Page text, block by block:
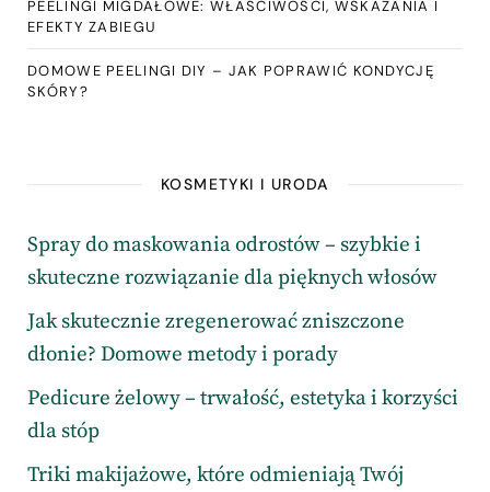
PEELINGI MIGDAŁOWE: WŁAŚCIWOŚCI, WSKAZANIA I
EFEKTY ZABIEGU
DOMOWE PEELINGI DIY – JAK POPRAWIĆ KONDYCJĘ
SKÓRY?
KOSMETYKI I URODA
Spray do maskowania odrostów – szybkie i
skuteczne rozwiązanie dla pięknych włosów
Jak skutecznie zregenerować zniszczone
dłonie? Domowe metody i porady
Pedicure żelowy – trwałość, estetyka i korzyści
dla stóp
Triki makijażowe, które odmieniają Twój